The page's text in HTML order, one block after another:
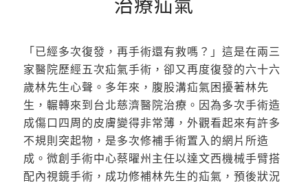
治療疝氣
「已經多次復發，再手術還有救嗎？」這是在兩三
家醫院歷經五次疝氣手術，卻又再度復發的六十六
歲林先生心聲。多年來，腹股溝疝氣困擾著林先
生，輾轉來到台北慈濟醫院治療。因為多次手術造
成傷口四周的皮膚變得非常薄，外觀看起來有許多
不規則突起物，是多次修補手術置入的網片所造
成。微創手術中心蔡曜州主任以達文西機械手臂搭
配內視鏡手術，成功修補林先生的疝氣，預後狀況